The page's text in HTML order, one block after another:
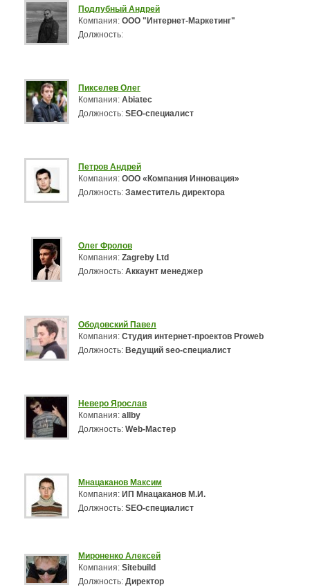
Подлубный Андрей
Компания: ООО "Интернет-Маркетинг"
Должность:
Пикселев Олег
Компания: Abiatec
Должность: SEO-специалист
Петров Андрей
Компания: ООО «Компания Инновация»
Должность: Заместитель директора
Олег Фролов
Компания: Zagreby Ltd
Должность: Аккаунт менеджер
Ободовский Павел
Компания: Студия интернет-проектов Proweb
Должность: Ведущий seo-специалист
Неверо Ярослав
Компания: allby
Должность: Web-Мастер
Мнацаканов Максим
Компания: ИП Мнацаканов М.И.
Должность: SEO-специалист
Мироненко Алексей
Компания: Sitebuild
Должность: Директор